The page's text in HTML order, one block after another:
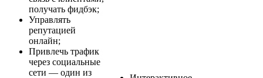
получать фидбэк;
Управлять
репутацией
онлайн;
Привлечь трафик
через социальные
сети — один из